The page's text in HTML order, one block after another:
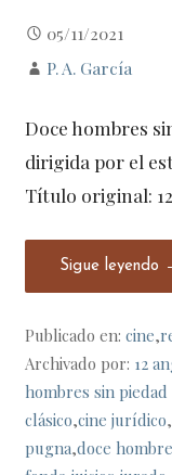
05/11/2021
P. A. García
Doce hombres
dirigida por el
Título original:
Sigue leyendo
Publicado en:cine,
Archivado por: 12
hombres sin
clásico,cine jurídico,
pugna,doce